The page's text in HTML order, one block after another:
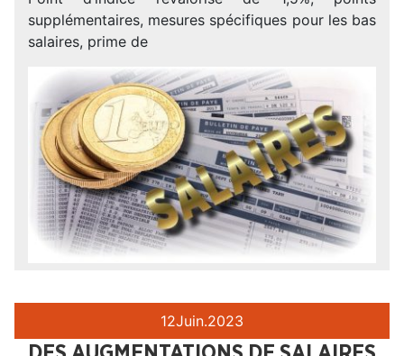
supplémentaires, mesures spécifiques pour les bas
salaires, prime de
12Juin.2023